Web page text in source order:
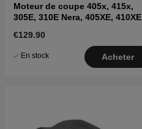
Moteur de coupe 405x, 415x,
305E, 310E Nera, 405XE, 410XE
€129.90
En stock Acheter